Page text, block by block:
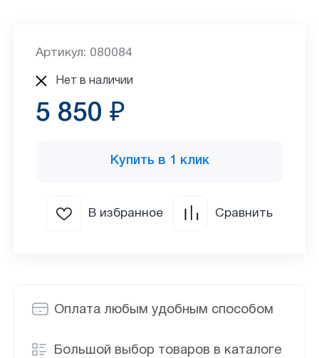
Оплата любым удобным способом
Большой выбор товаров в каталоге
Артикул: 080084
Нет в наличии
5 850 ₽
Купить в 1 клик
В избранное Сравнить